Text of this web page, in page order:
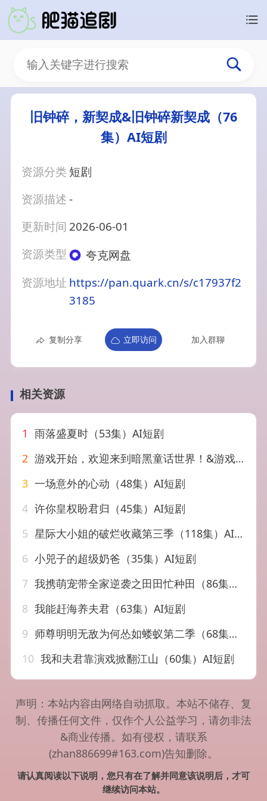
旧钟碎，新契成&旧钟碎新契成（76
集）AI短剧
资源分类 短剧
资源描述-
更新时间 2026-06-01
资源类型
夸克网盘
资源地址 https://pan.quark.cn/s/c17937f2
3185
复制分享 立即访问 加入群聊
相关资源
1 雨落盛夏时（53集）AI短剧
2 游戏开始，欢迎来到暗黑童话世界！&游戏开始欢迎来到暗黑童话世界（93集）AI短剧
3 一场意外的心动（48集）AI短剧
4 许你皇权盼君归（45集）AI短剧
5 星际大小姐的破烂收藏第三季（118集）AI短剧
6 小兕子的超级奶爸（35集）AI短剧
7 我携萌宠带全家逆袭之田田忙种田（86集）AI短剧
8 我能赶海养夫君（63集）AI短剧
9 师尊明明无敌为何怂如蝼蚁第二季（68集）AI短剧
10 我和夫君靠演戏掀翻江山（60集）AI短剧
声明：本站内容由网络自动抓取。本站不储存、复
制、传播任何文件，仅作个人公益学习，请勿非法
&商业传播。如有侵权，请联系
(zhan886699#163.com)告知删除。
请认真阅读以下说明，您只有在了解并同意该说明后，才可
继续访问本站。